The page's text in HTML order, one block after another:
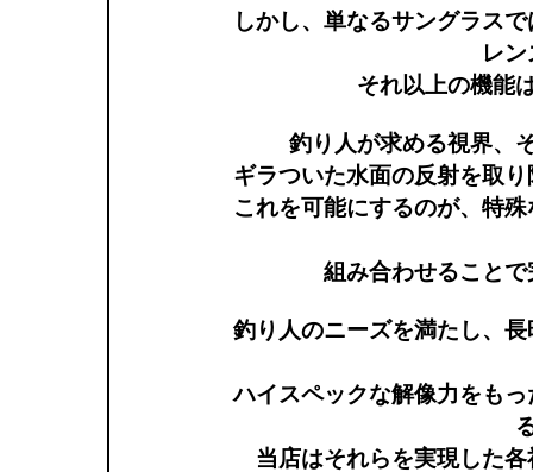
しかし、単なるサングラス
レ
それ以上の機能
釣り人が求める視界、
ギラついた水面の反射を取
これを可能にするのが、特
組み合わせること
釣り人のニーズを満たし、
ハイスペックな解像力をも
当店はそれらを実現した